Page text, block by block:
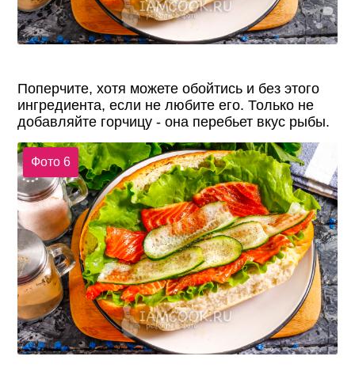
Поперчите, хотя можете обойтись и без этого
ингредиента, если не любите его. Только не
добавляйте горчицу - она перебьет вкус рыбы.
Фото 6